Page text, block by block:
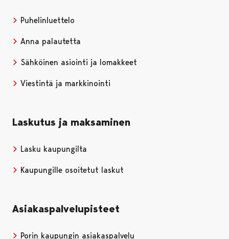
Puhelinluettelo
Anna palautetta
Sähköinen asiointi ja lomakkeet
Viestintä ja markkinointi
Laskutus ja maksaminen
Lasku kaupungilta
Kaupungille osoitetut laskut
Asiakaspalvelupisteet
Porin kaupungin asiakaspalvelu